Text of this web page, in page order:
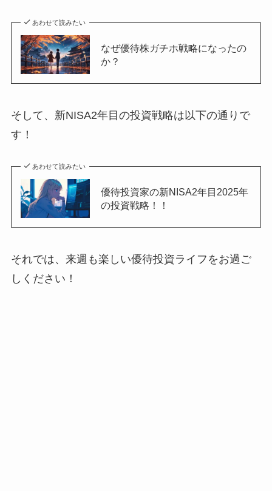
あわせて読みたい
なぜ優待株ガチホ戦略になったの
か？
そして、新NISA2年目の投資戦略は以下の通りで
す！
あわせて読みたい
優待投資家の新NISA2年目2025年
の投資戦略！！
それでは、来週も楽しい優待投資ライフをお過ご
しください！